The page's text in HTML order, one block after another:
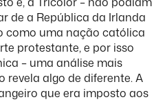
de a República da Irlanda
como uma nação católica
protestante, e por isso
– uma análise mais
revela algo de diferente. A
que era imposto aos